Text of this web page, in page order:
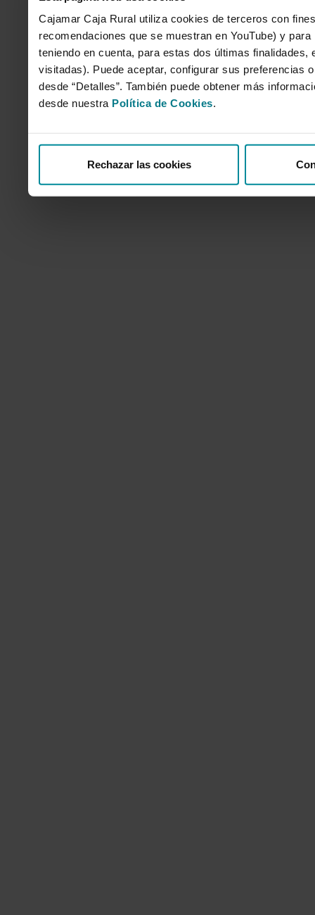
Cajamar Caja Rural utiliza cookies de terceros con
recomendaciones que se muestran en YouTube) y
teniendo en cuenta, para estas dos últimas
visitadas). Puede aceptar, configurar sus preferencias
desde “Detalles”. También puede obtener más
desde nuestra Política de Cookies.
Rechazar las cookies